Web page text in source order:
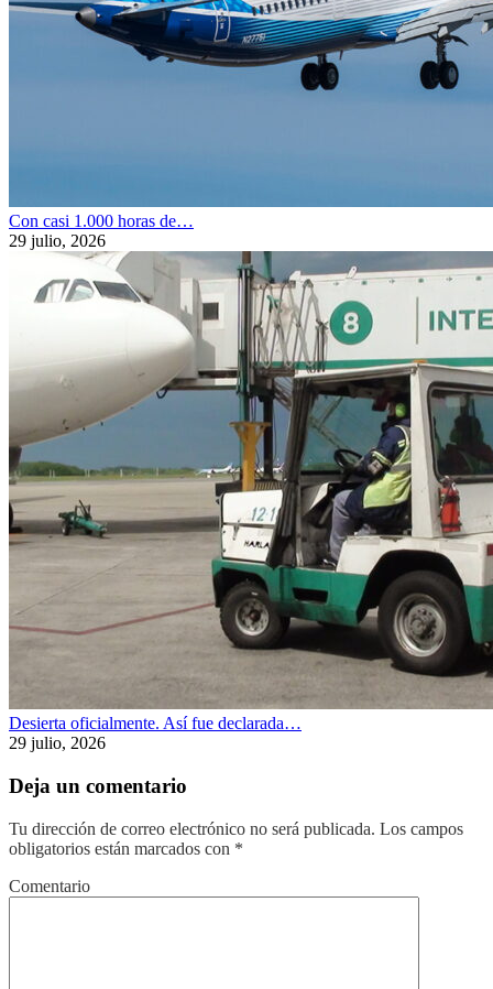
Con casi 1.000 horas de…
29 julio, 2026
Desierta oficialmente. Así fue declarada…
29 julio, 2026
Deja un comentario
Tu dirección de correo electrónico no será publicada. Los campos
obligatorios están marcados con *
Comentario